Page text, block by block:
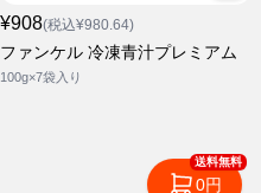
¥908(税込¥980.64)
ファンケル 冷凍青汁プレミアム
100g×7袋入り
送料無料
0円